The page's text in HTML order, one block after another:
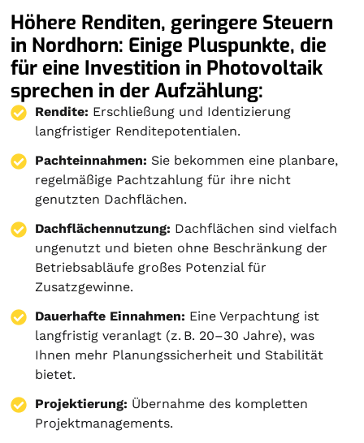
Höhere Renditen, geringere Steuern
in Nordhorn: Einige Pluspunkte, die
für eine Investition in Photovoltaik
sprechen in der Aufzählung:
Rendite: Erschließung und Identizierung
langfristiger Renditepotentialen.
Pachteinnahmen: Sie bekommen eine planbare,
regelmäßige Pachtzahlung für ihre nicht
genutzten Dachflächen.
Dachflächennutzung: Dachflächen sind vielfach
ungenutzt und bieten ohne Beschränkung der
Betriebsabläufe großes Potenzial für
Zusatzgewinne.
Dauerhafte Einnahmen: Eine Verpachtung ist
langfristig veranlagt (z. B. 20–30 Jahre), was
Ihnen mehr Planungssicherheit und Stabilität
bietet.
Projektierung: Übernahme des kompletten
Projektmanagements.